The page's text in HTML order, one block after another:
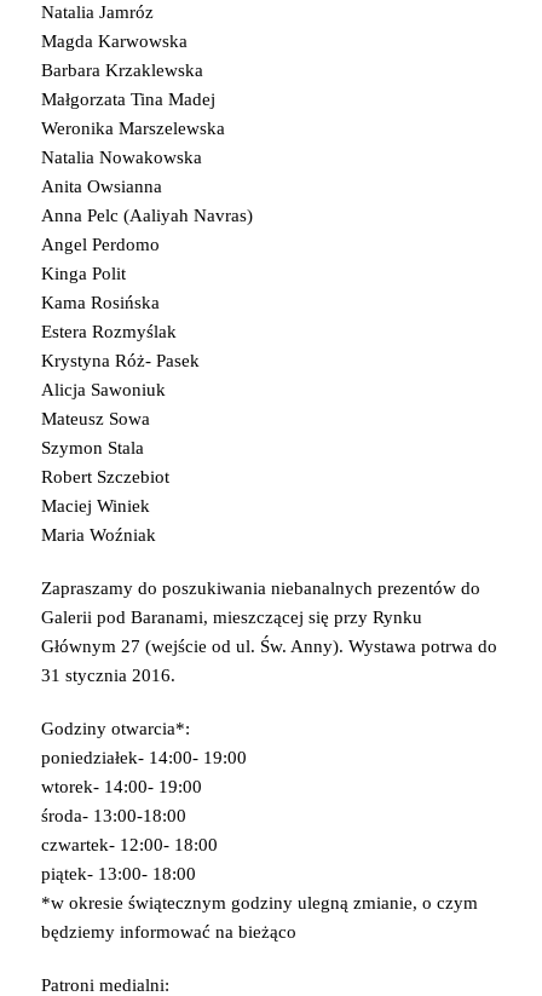
Natalia Jamróz
Magda Karwowska
Barbara Krzaklewska
Małgorzata Tina Madej
Weronika Marszelewska
Natalia Nowakowska
Anita Owsianna
Anna Pelc (Aaliyah Navras)
Angel Perdomo
Kinga Polit
Kama Rosińska
Estera Rozmyślak
Krystyna Róż- Pasek
Alicja Sawoniuk
Mateusz Sowa
Szymon Stala
Robert Szczebiot
Maciej Winiek
Maria Woźniak
Zapraszamy do poszukiwania niebanalnych prezentów do
Galerii pod Baranami, mieszczącej się przy Rynku
Głównym 27 (wejście od ul. Św. Anny). Wystawa potrwa do
31 stycznia 2016.
Godziny otwarcia*:
poniedziałek- 14:00- 19:00
wtorek- 14:00- 19:00
środa- 13:00-18:00
czwartek- 12:00- 18:00
piątek- 13:00- 18:00
*w okresie świątecznym godziny ulegną zmianie, o czym
będziemy informować na bieżąco
Patroni medialni: